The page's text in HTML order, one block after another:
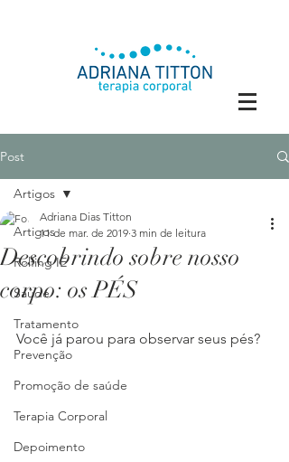
Post
Artigos
Rolfing IE
Saúde
Tratamento
Prevenção
Promoção de saúde
Terapia Corporal
Depoimento
Artigos
Descobrindo sobre nosso
corpo: os PÉS
Adriana Dias Titton
11 de mar. de 2019 3 min de leitura
Você já parou para observar seus pés?